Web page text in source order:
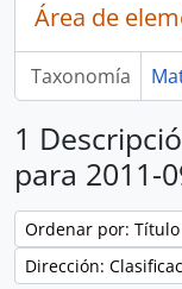
Área de
Taxonomía
1
para 2011-
Ordenar por: Título
Dirección: